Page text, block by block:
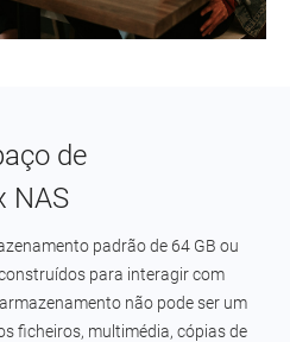
de
NAS
padrão de 64 GB ou
para interagir com
não pode ser um
ficheiros, multimédia, cópias de